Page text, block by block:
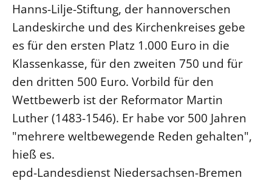
Hanns-Lilje-Stiftung, der hannoverschen
Landeskirche und des Kirchenkreises gebe
es für den ersten Platz 1.000 Euro in die
Klassenkasse, für den zweiten 750 und für
den dritten 500 Euro. Vorbild für den
Wettbewerb ist der Reformator Martin
Luther (1483-1546). Er habe vor 500 Jahren
"mehrere weltbewegende Reden gehalten",
hieß es.
epd-Landesdienst Niedersachsen-Bremen
Ehrenamt
Beruf
Freie Stellen
BIBLIOTHEK & ARCHIV
SERVICE
Älterwerden im Pfarrberuf
Beteiligungsverfahren
Beschwerdestellen